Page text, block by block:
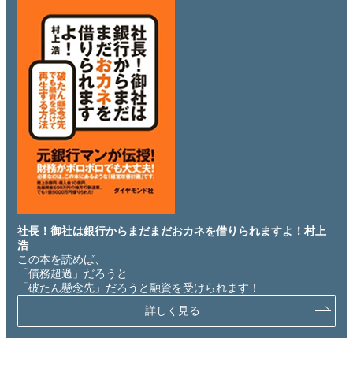
社長！御社は銀行からまだまだおカネを借りられますよ！村上
浩
この本を読めば、
「債務超過」だろうと
「破たん懸念先」だろうと融資を受けられます！
詳しく見る